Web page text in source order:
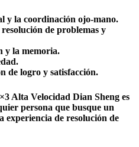
y la coordinación ojo-mano.
de problemas y
y la memoria.
de logro y satisfacción.
Alta Velocidad Dian Sheng es
persona que busque un
experiencia de resolución de